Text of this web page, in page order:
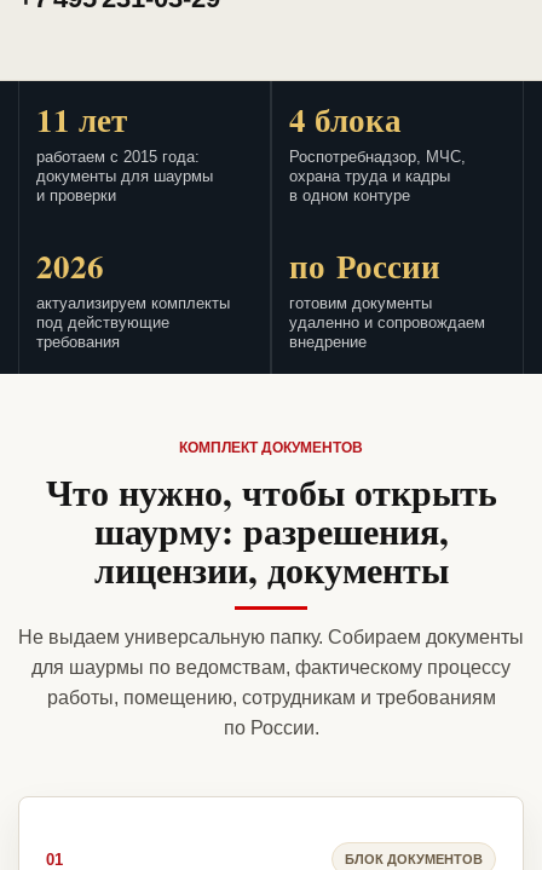
11 лет
работаем с 2015 года:
документы для шаурмы
и проверки
4 блока
Роспотребнадзор, МЧС,
охрана труда и кадры
в одном контуре
2026
актуализируем комплекты
под действующие
требования
по России
готовим документы
удаленно и сопровождаем
внедрение
КОМПЛЕКТ ДОКУМЕНТОВ
Что нужно, чтобы открыть
шаурму: разрешения,
лицензии, документы
Не выдаем универсальную папку. Собираем документы
для шаурмы по ведомствам, фактическому процессу
работы, помещению, сотрудникам и требованиям
по России.
01 БЛОК ДОКУМЕНТОВ